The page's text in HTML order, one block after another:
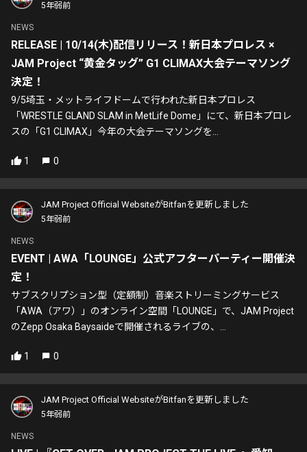
5年弱前
NEWS
RELEASE | 10/14(木)配信リリース！新日本プロレス ×
JAM Project “黄金タッグ” G1 CLIMAX大会テーマソング
決定！
9/5埼玉・メットライフドームで行われた新日本プロレス
「WRESTLE GLAND SLAM in MetLife Dome」にて、新日本プロレ
スの「G1 CLIMAX」今年の大会テーマソングを...
1 0
JAM Project Official WebsiteがBitfanを更新しました
5年弱前
NEWS
EVENT | AWA「LOUNGE」公式アフターパーティー開催決
定！
サブスクリプション型（定額制）音楽ストリーミングサービス
「AWA（アワ）」のオンライン空間「LOUNGE」で、JAM Project
のZepp Osaka Baysaideで開催されるライブの、...
1 0
JAM Project Official WebsiteがBitfanを更新しました
5年弱前
NEWS